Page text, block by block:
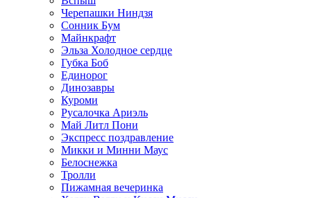
Черепашки Ниндзя
Сонник Бум
Майнкрафт
Эльза Холодное сердце
Губка Боб
Единорог
Динозавры
Куроми
Русалочка Ариэль
Май Литл Пони
Экспресс поздравление
Микки и Минни Маус
Белоснежка
Тролли
Пижамная вечеринка